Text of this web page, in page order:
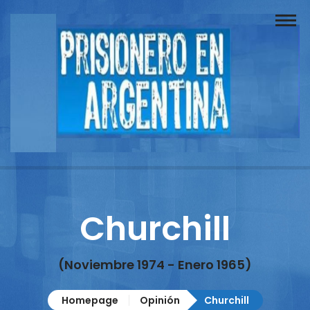
Buscador
Documentos
Columnistas
Contacto
Churchill
(Noviembre 1974 - Enero 1965)
Homepage Opinión Churchill